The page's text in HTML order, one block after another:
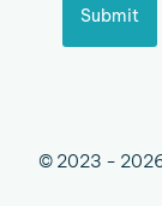
Submit
© 2023 -